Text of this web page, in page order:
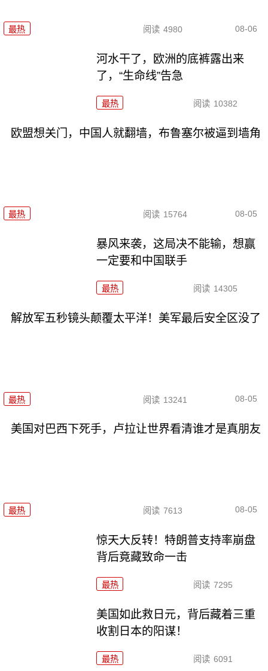
最热 阅读 4980 08-06
河水干了，欧洲的底裤露出来
了，“生命线”告急
最热 阅读 10382
欧盟想关门，中国人就翻墙，布鲁塞尔被逼到墙角
最热 阅读 15764 08-05
暴风来袭，这局决不能输，想赢
一定要和中国联手
最热 阅读 14305
解放军五秒镜头颠覆太平洋！美军最后安全区没了
最热 阅读 13241 08-05
美国对巴西下死手，卢拉让世界看清谁才是真朋友
最热 阅读 7613 08-05
惊天大反转！特朗普支持率崩盘
背后竟藏致命一击
最热 阅读 7295
美国如此救日元，背后藏着三重
收割日本的阳谋！
最热 阅读 6091